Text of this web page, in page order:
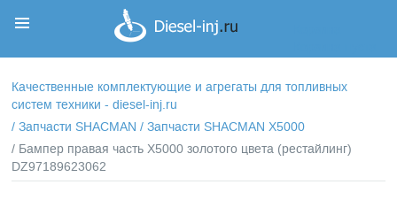
Качественные комплектующие и агрегаты для топливных
систем техники - diesel-inj.ru
/Запчасти SHACMAN /Запчасти SHACMAN X5000
/ Бампер правая часть X5000 золотого цвета (рестайлинг)
DZ97189623062